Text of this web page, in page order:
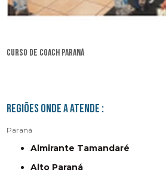
curso de coach Paraná
Regiões onde a atende :
Paraná
Almirante Tamandaré
Alto Paraná